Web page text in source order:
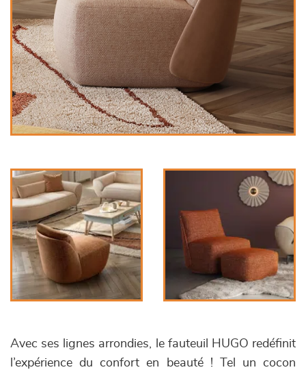
Avec ses lignes arrondies, le fauteuil HUGO redéfinit
l’expérience du confort en beauté ! Tel un cocon